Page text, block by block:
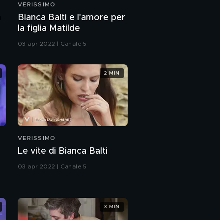
Teo Teocoli e Gene
Gnocchi
Amanda Lear:
l'intervista integrale
Amanda Lear: la mia
infanzia
VERISSIMO
Bianca Balti e l'amore per
la figlia Matilde
03 apr 2022 | Canale 5
VERISSIMO
Le vite di Bianca Balti
03 apr 2022 | Canale 5
2 MIN
3 MIN